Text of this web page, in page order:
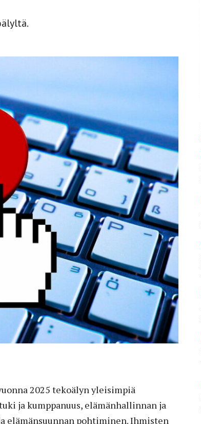
2025 tekoälyn yleisimpiä
ja kumppanuus, elämänhallinnan ja
elämänsuunnan pohtiminen. Ihmisten